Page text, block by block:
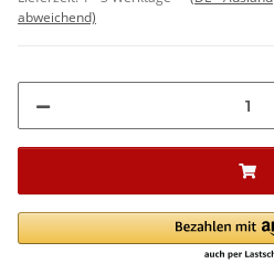
abweichend)